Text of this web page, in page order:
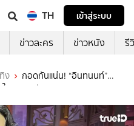
TH
เข้าสู่ระบบ
ข่าวละคร ข่าวหนัง รี
ง
กอดกันแน่น! “อินทนนท์”
จละครเวที